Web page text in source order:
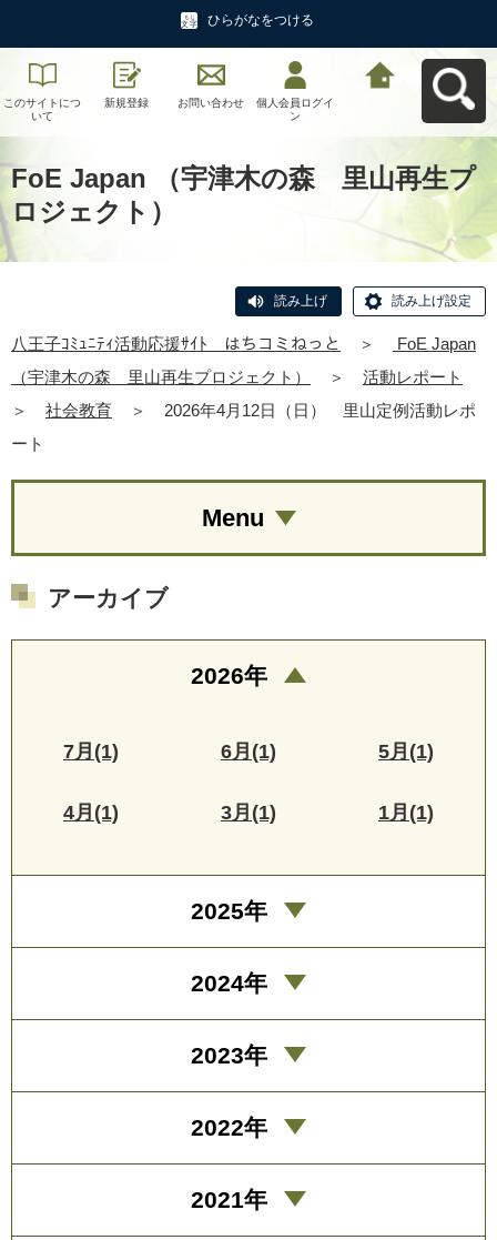
ひらがなをつける
このサイトにつ
いて
新規登録 お問い合わせ
個人会員ログイ
ン
FoE Japan （宇津木の森 里山再生プ
ロジェクト）
読み上げ 読み上げ設定
八王子ｺﾐｭﾆﾃｨ活動応援ｻｲﾄ はちコミねっと ＞
FoE Japan
（宇津木の森 里山再生プロジェクト）
＞
活動レポート
＞
社会教育 ＞
2026年4月12日（日） 里山定例活動レポ
ート
Menu
アーカイブ
2026年
7月(1) 6月(1) 5月(1)
4月(1) 3月(1) 1月(1)
2025年
2024年
2023年
2022年
2021年